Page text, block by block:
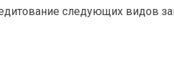
следующих видов